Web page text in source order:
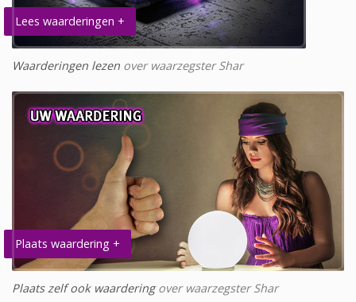
Lees waarderingen +
Waarderingen lezen over waarzegster Shar
Plaats waardering +
Plaats zelf ook waarderingover waarzegster Shar